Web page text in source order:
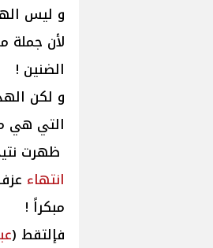
و ليس
لأن جملة
الضنين !
و لكن
التي هي
ظهرت
انتهاء
مبكراً !
فإلتقط (